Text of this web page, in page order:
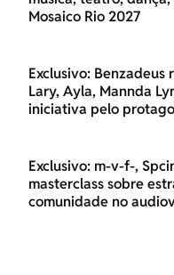
Mosaico Rio 2027
Exclusivo:
Lary, Ayla, Mannda
iniciativa pelo
Exclusivo: m-v-f-,
masterclass sobre
comunidade no